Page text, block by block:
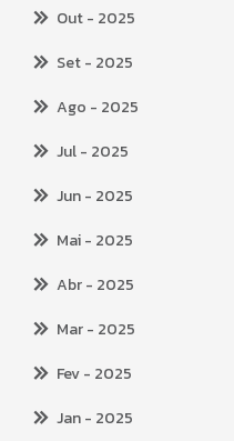
Out- 2025
Set- 2025
Ago - 2025
Jul- 2025
Jun- 2025
Mai- 2025
Abr- 2025
Mar- 2025
Fev- 2025
Jan- 2025